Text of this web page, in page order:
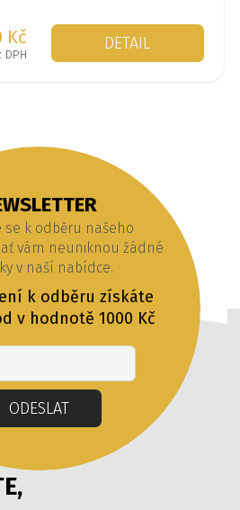
než v případě
peněženek.
Kč
DPH
DETAIL
se k odběru našeho
vám neuniknou žádné
v naší nabídce.
k odběru získáte
v hodnotě 1000 Kč
ODESLAT